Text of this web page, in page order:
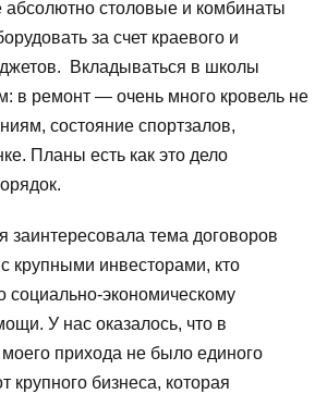
столовые и комбинаты
за счет краевого и
Вкладываться в школы
в ремонт — очень много кровель не
состояние спортзалов,
Планы есть как это дело
заинтересовала тема договоров
крупными инвесторами, кто
социально-экономическому
У нас оказалось, что в
моего прихода не было единого
крупного бизнеса, которая